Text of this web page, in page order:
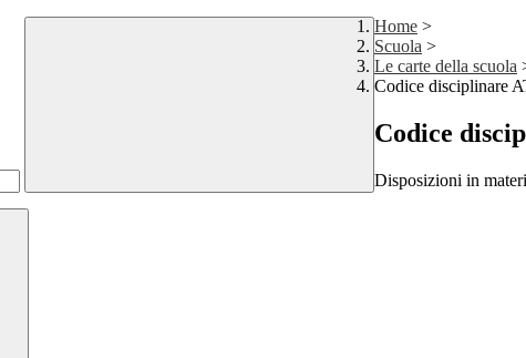
Home >
Scuola >
Le carte della scuola
Codice disciplinare
Codice
Disposizioni in